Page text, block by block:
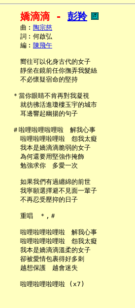
嬌滴滴 - 彭羚
     曲︰
陶宗慈
     詞︰何啟弘
     編︰
陳飛午
     嚮往可以化身古代的女子
     靜坐在鏡前任你撫弄我髮絲
     不必懷疑宿命的堅持
   ＊當你眼睛不肯再對我凝視
     就彷彿活進瓊樓玉宇的城市
     耳邊響起幽揚的句子
   ＃啦哩啦哩啦哩啦　解我心事
     啦哩啦哩啦哩啦　怨我太癡
     我本是嬌滴滴脆弱的女子
     為何還要用堅強作掩飾
     勉強求你　多愛一次
     如果我們有過纏綿的前世
     我寧願選擇避不見面一輩子
     不再忍受壓抑的日子
     重唱　＊,＃
     啦哩啦哩啦哩啦　解我心事
     啦哩啦哩啦哩啦　怨我太癡
     我本是嬌滴滴溫柔的女子
     卻被愛情包裹得好多刺
     越想保護　越會迷失